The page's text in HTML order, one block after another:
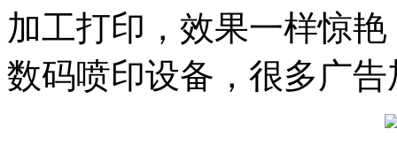
加工打印，效果一样惊
数码喷印设备，很多广